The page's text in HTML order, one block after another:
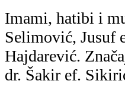
Imami, hatibi i
Selimović, Jusuf
Hajdarević.
dr. Šakir ef.